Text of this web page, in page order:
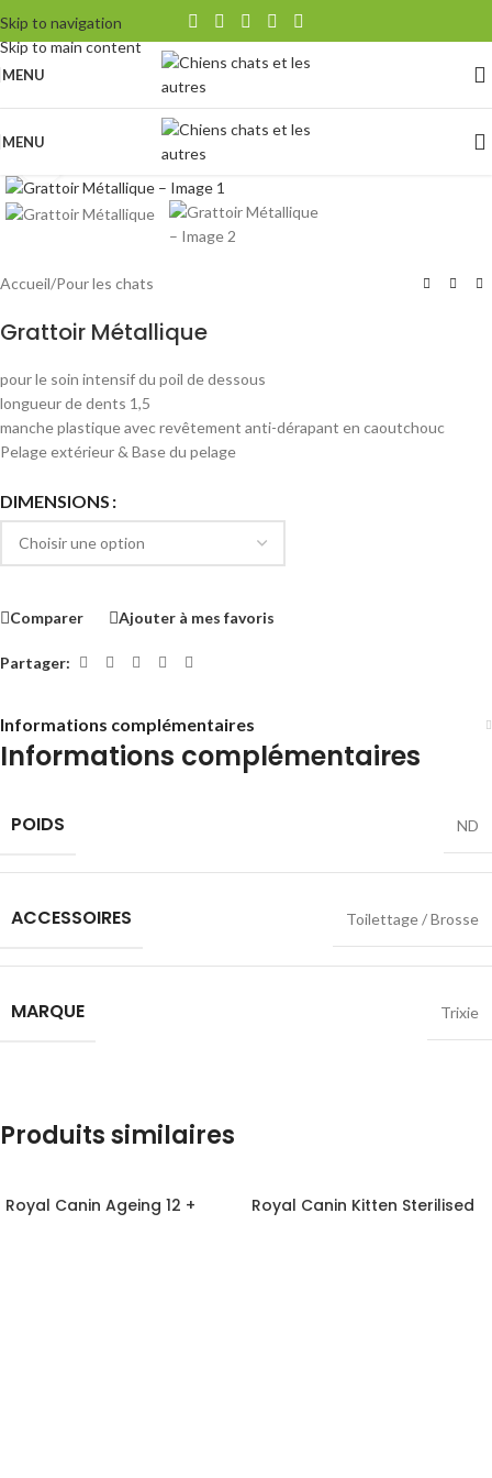
Skip to navigation
Skip to main content
MENU
MENU
Accueil/Pour les chats
Grattoir Métallique
pour le soin intensif du poil de dessous
longueur de dents 1,5
manche plastique avec revêtement anti-dérapant en caoutchouc
Pelage extérieur & Base du pelage
DIMENSIONS
Comparer Ajouter à mes favoris
Partager:
Informations complémentaires
Informations complémentaires
POIDS ND
ACCESSOIRES Toilettage / Brosse
MARQUE Trixie
Produits similaires
Royal Canin Ageing 12 + Royal Canin Kitten Sterilised